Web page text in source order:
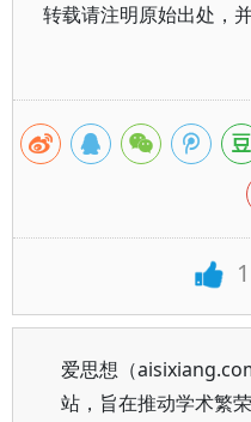
转载请注明原始出处，
1
爱思想（
站，旨在推动学术繁